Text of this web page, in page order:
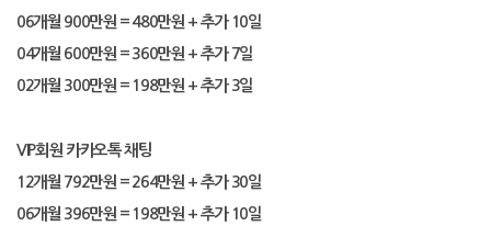
06개월 900만원 = 480만원 + 추가 10일
04개월 600만원 = 360만원 + 추가 7일
02개월 300만원 = 198만원 + 추가 3일
VIP회원 카카오톡 채팅
12개월 792만원 = 264만원 + 추가 30일
06개월 396만원 = 198만원 + 추가 10일